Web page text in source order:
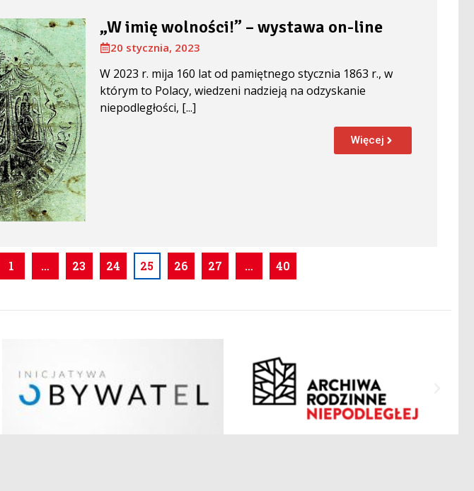
„W imię wolności!” – wystawa on-line
20 stycznia, 2023
W 2023 r. mija 160 lat od pamiętnego stycznia 1863 r., w
którym to Polacy, wiedzeni nadzieją na odzyskanie
niepodległości, [...]
Więcej
1 … 23 24 25 26 27 … 40